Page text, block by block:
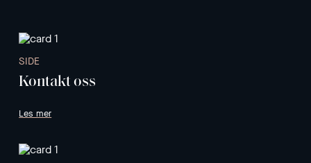
SIDE
Kontakt oss
Les mer